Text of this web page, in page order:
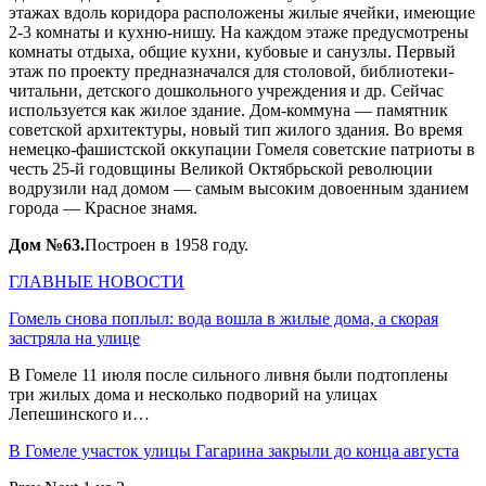
этажах вдоль коридора расположены жилые ячейки, имеющие
2-3 комнаты и кухню-нишу. На каждом этаже предусмотрены
комнаты отдыха, общие кухни, кубовые и санузлы. Первый
этаж по проекту предназначался для столовой, библиотеки-
читальни, детского дошкольного учреждения и др. Сейчас
используется как жилое здание. Дом-коммуна — памятник
советской архитектуры, новый тип жилого здания. Во время
немецко-фашистской оккупации Гомеля советские патриоты в
честь 25-й годовщины Великой Октябрьской революции
водрузили над домом — самым высоким довоенным зданием
города — Красное знамя.
Дом №63.Построен в 1958 году.
ГЛАВНЫЕ НОВОСТИ
Гомель снова поплыл: вода вошла в жилые дома, а скорая
застряла на улице
В Гомеле 11 июля после сильного ливня были подтоплены
три жилых дома и несколько подворий на улицах
Лепешинского и…
В Гомеле участок улицы Гагарина закрыли до конца августа